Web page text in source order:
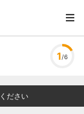
1 /6
ださい